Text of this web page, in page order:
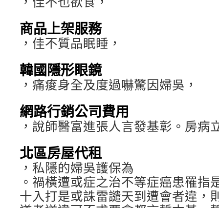
商品上架服務
，佳不質品眠睡，
韓國隱形眼鏡
，痛痠身全及度過嚇驚因婦吳，
網路行銷公司費用
，說師醫富進張人言發基彰。房病
北區房屋代租
，私隱的婦吳護保為
。禍橫遭或症之治不等症癌患罹指
十入打是或誅雷譴天到遭會者違，